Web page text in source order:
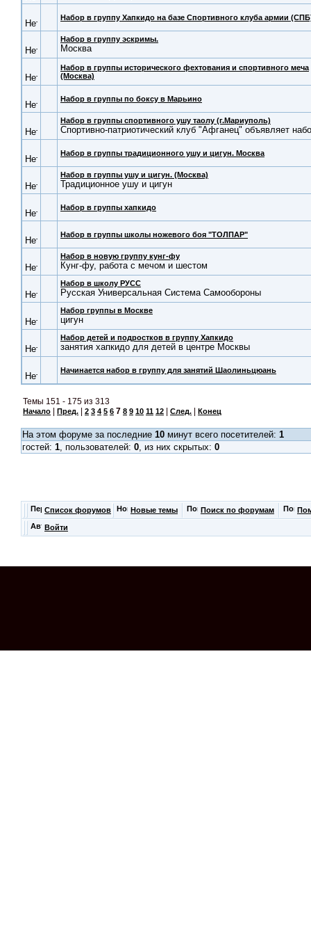
Набор в группу Хапкидо на базе Спортивного клуба армии
Набор в группу эскримы.
Москва
Набор в группы исторического фехтования и спортивного меча
(Москва)
Набор в группы по боксу в Марьино
Набор в группы спортивного ушу таолу (г.Мариуполь)
Спортивно-патриотический клуб "Афганец" объявляет
Набор в группы традиционного ушу и цигун. Москва
Набор в группы ушу и цигун. (Москва)
Традиционное ушу и цигун
Набор в группы хапкидо
Набор в группы школы ножевого боя "ТОЛПАР"
Набор в новую группу кунг-фу
Кунг-фу, работа с мечом и шестом
Набор в школу РУСС
Русская Универсальная Система Самообороны
Набор группы в Москве
цигун
Набор детей и подростков в группу Хапкидо
занятия хапкидо для детей в центре Москвы
Начинается набор в группу для занятий Шаолиньцюань
Темы 151 - 175 из 313
Начало Пред. 2 3 4 5 6 7 8 9 10 11 12 След. Конец
На этом форуме за последние 10 минут всего посетителей: 1
гостей: 1, пользователей: 0, из них скрытых: 0
Список форумов Новые темы Поиск по форумам
Войти